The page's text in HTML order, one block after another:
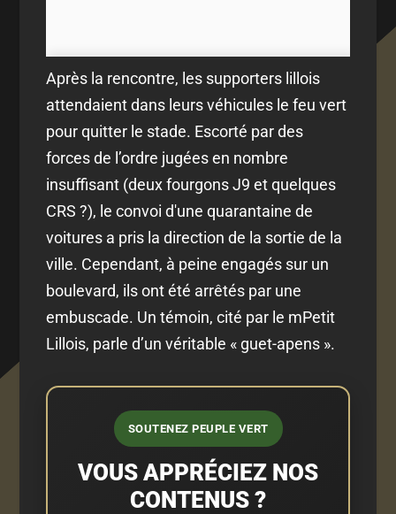
Après la rencontre, les supporters lillois
attendaient dans leurs véhicules le feu vert
pour quitter le stade. Escorté par des
forces de l’ordre jugées en nombre
insuffisant (deux fourgons J9 et quelques
CRS ?), le convoi d'une quarantaine de
voitures a pris la direction de la sortie de la
ville. Cependant, à peine engagés sur un
boulevard, ils ont été arrêtés par une
embuscade. Un témoin, cité par le mPetit
Lillois, parle d’un véritable « guet-apens ».
SOUTENEZ PEUPLE VERT
VOUS APPRÉCIEZ NOS
CONTENUS ?